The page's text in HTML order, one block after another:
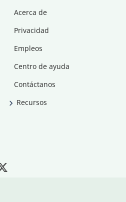
Acerca de
Privacidad
Empleos
Centro de ayuda
Contáctanos
Recursos